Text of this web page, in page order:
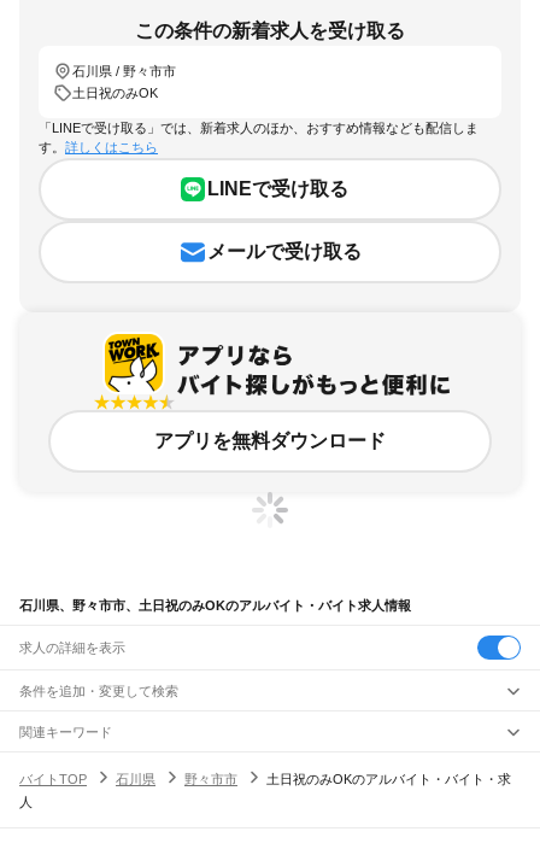
この条件の新着求人を受け取る
石川県 / 野々市市
土日祝のみOK
「LINEで受け取る」では、新着求人のほか、おすすめ情報なども配信しま
す。 詳しくはこちら
LINEで受け取る
メールで受け取る
アプリを無料ダウンロード
石川県、野々市市、土日祝のみOKのアルバイト・バイト求人情報
求人の詳細を表示
条件を追加・変更して検索
市区町村を追加・変更
石川県すべて
駅を追加・変更
関連キーワード
石川県 野々市市 平日のみ石川県 野々市市 日祝日休み
バイトTOP 石川県 野々市市
土日祝のみOKのアルバイト・バイト・求
人